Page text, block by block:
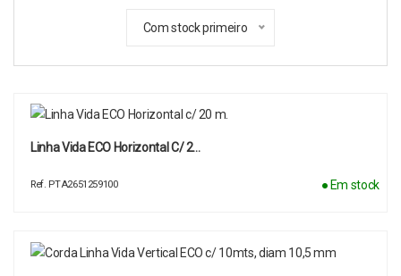
Com stock primeiro
Linha Vida ECO Horizontal C/ 2…
Ref. PTA2651259100 ● Em stock